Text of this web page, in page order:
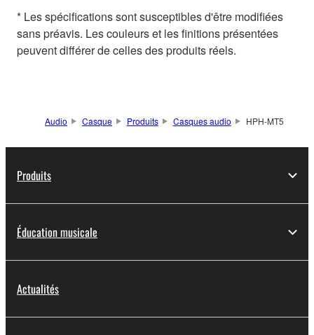
* Les spécifications sont susceptibles d'être modifiées
sans préavis. Les couleurs et les finitions présentées
peuvent différer de celles des produits réels.
Audio Casque Produits Casques audio HPH-MT5
Produits
Éducation musicale
Actualités